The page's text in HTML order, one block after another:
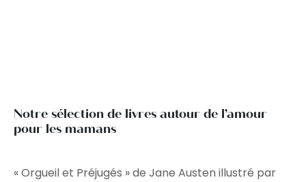
Notre sélection de livres autour de l’amour
pour les mamans
« Orgueil et Préjugés » de Jane Austen illustré par